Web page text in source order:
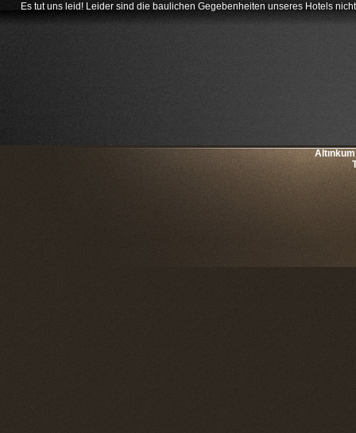
Es tut uns leid! Leider sind die baulichen Gegebenheiten unseres Hotels